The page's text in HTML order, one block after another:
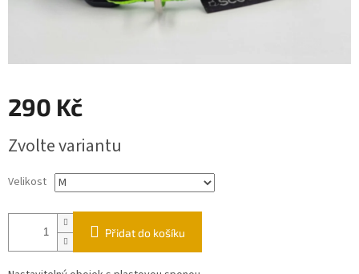
290 Kč
cena:
Zvolte variantu
Velikost
Přidat do košíku